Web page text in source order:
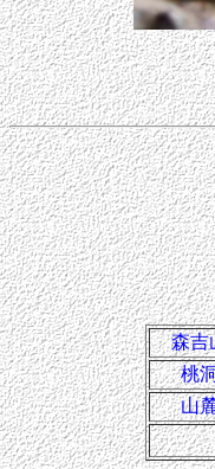
森吉
桃
山